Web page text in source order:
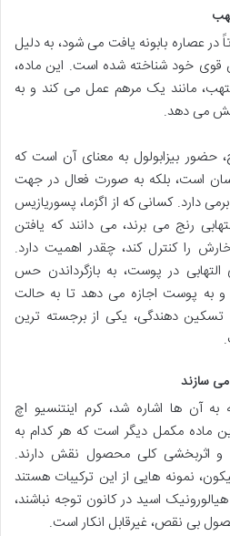
در عصاره بابونه یافت می شود، به دلیل
خود شناخته شده است. این ماده،
مانند یک مرهم عمل می کند و به
می دهد.
حضور بیزابولول به معنای آن است که
است، بلکه به صورت فعال در جهت
دارد. کسانی که از اگزما، پسوریازیس
رنج می برند، می دانند که یافتن
را کنترل کند، چقدر اهمیت دارد.
در پوست، به بازگرداندن حس
به پوست اجازه می دهد تا به حالت
دهندگی، یکی از برجسته ترین
سازند
به آن ها اشاره شد، کرم اینتنسیو اچ
ماده مکمل دیگر است که هر کدام به
و اثربخشی کلی محصول نقش دارند.
نمونه هایی از این ترکیبات هستند
اسید در کانون توجه نباشند،
بی نقص، غیرقابل انکار است.